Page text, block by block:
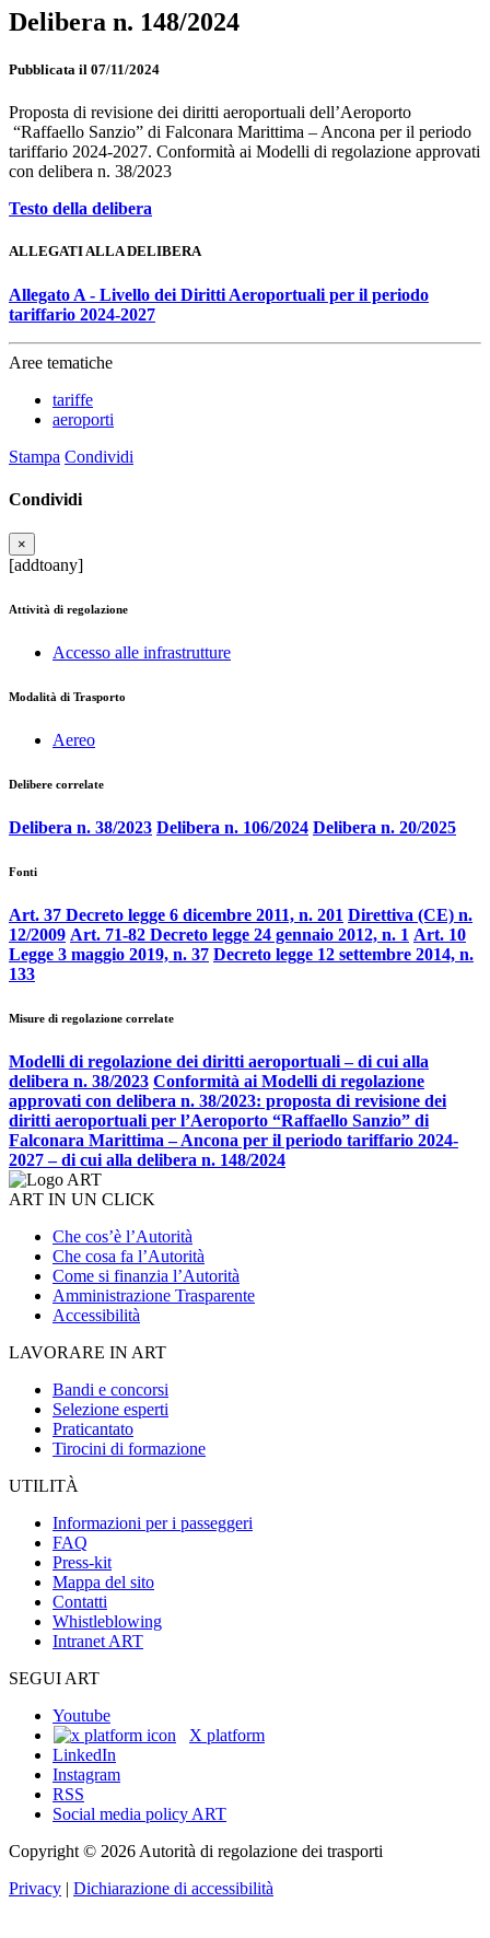
Delibera n. 148/2024
Pubblicata il 07/11/2024
Proposta di revisione dei diritti aeroportuali dell’Aeroporto
“Raffaello Sanzio” di Falconara Marittima – Ancona per il periodo
tariffario 2024-2027. Conformità ai Modelli di regolazione approvati
con delibera n. 38/2023
Testo della delibera
ALLEGATI ALLA DELIBERA
Allegato A - Livello dei Diritti Aeroportuali per il periodo
tariffario 2024-2027
Aree tematiche
tariffe
aeroporti
Stampa Condividi
Condividi
×
[addtoany]
Attività di regolazione
Accesso alle infrastrutture
Modalità di Trasporto
Aereo
Delibere correlate
Delibera n. 38/2023 Delibera n. 106/2024 Delibera n. 20/2025
Fonti
Art. 37 Decreto legge 6 dicembre 2011, n. 201 Direttiva (CE) n.
12/2009 Art. 71-82 Decreto legge 24 gennaio 2012, n. 1 Art. 10
Legge 3 maggio 2019, n. 37 Decreto legge 12 settembre 2014, n.
133
Misure di regolazione correlate
Modelli di regolazione dei diritti aeroportuali – di cui alla
delibera n. 38/2023 Conformità ai Modelli di regolazione
approvati con delibera n. 38/2023: proposta di revisione dei
diritti aeroportuali per l’Aeroporto “Raffaello Sanzio” di
Falconara Marittima – Ancona per il periodo tariffario 2024-
2027 – di cui alla delibera n. 148/2024
ART IN UN CLICK
Che cos’è l’Autorità
Che cosa fa l’Autorità
Come si finanzia l’Autorità
Amministrazione Trasparente
Accessibilità
LAVORARE IN ART
Bandi e concorsi
Selezione esperti
Praticantato
Tirocini di formazione
UTILITÀ
Informazioni per i passeggeri
FAQ
Press-kit
Mappa del sito
Contatti
Whistleblowing
Intranet ART
SEGUI ART
Youtube
X platform
LinkedIn
Instagram
RSS
Social media policy ART
Copyright © 2026 Autorità di regolazione dei trasporti
Privacy | Dichiarazione di accessibilità